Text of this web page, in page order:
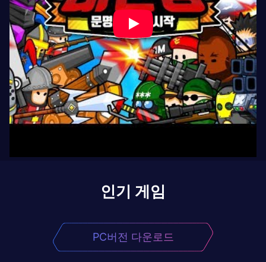
인기 게임
PC버전 다운로드